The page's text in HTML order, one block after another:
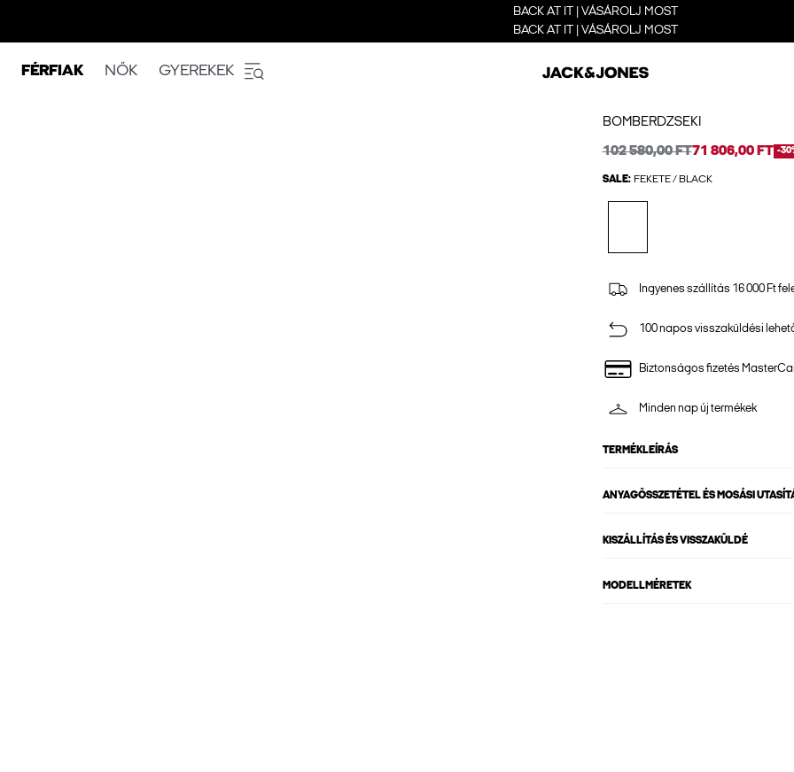
BACK AT IT | VÁSÁROLJ MOST
BACK AT IT | VÁSÁROLJ MOST
FÉRFIAK NŐK GYEREKEK
BOMBERDZSEKI
102 580,00 FT71 806,00 FT -
SALE: FEKETE / BLACK
Ingyenes szállítás 16 000 Ft
100 napos visszaküldési
Biztonságos fizetés
Minden nap új termékek
TERMÉKLEÍRÁS
ANYAGÖSSZETÉTEL ÉS MOSÁSI
KISZÁLLÍTÁS ÉS VISSZAKÜLDÉ
MODELLMÉRETEK